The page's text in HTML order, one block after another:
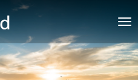
marathons.world